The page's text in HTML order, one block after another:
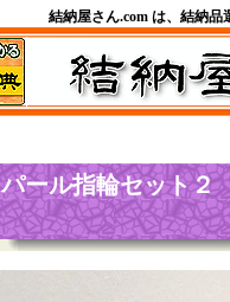
結納屋さん.com は、結納
パール指輪セット２